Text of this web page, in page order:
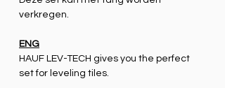
verkregen.
ENG
HAUF LEV-TECH gives you the perfect
set for leveling tiles.